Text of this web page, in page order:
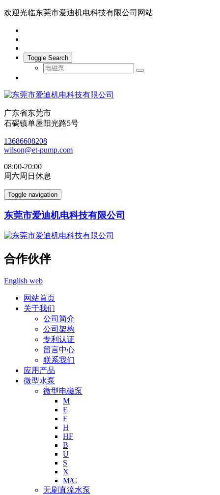
欢迎光临东莞市爱迪机电科技有限公司网站
Toggle Search
广东省东莞市
石碣镇单屋阳光路5号
13686608208
wilson@et-pump.com
08:00-20:00
周六周日休息
Toggle navigation
东莞市爱迪机电科技有限公司
合作伙伴
English web
网站首页
关于我们
公司简介
公司架构
专利认证
留言中心
联系我们
应用产品
微型水泵
微型电磁泵
M
E
F
H
HF
B
U
S
X
M/C
无刷直流水泵